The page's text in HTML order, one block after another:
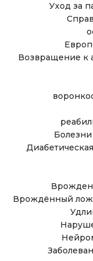
Уход за
Возвращение к
Врождённый